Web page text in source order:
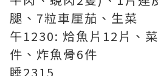
腿、7粒車厘茄、生菜
午1230: 烚魚片12片、
件、炸魚骨6件
睡2315